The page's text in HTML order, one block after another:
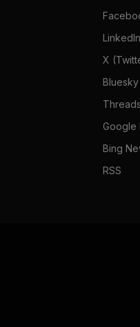
LinkedIn
X
Bluesky
Threads
Google
Bing
RSS